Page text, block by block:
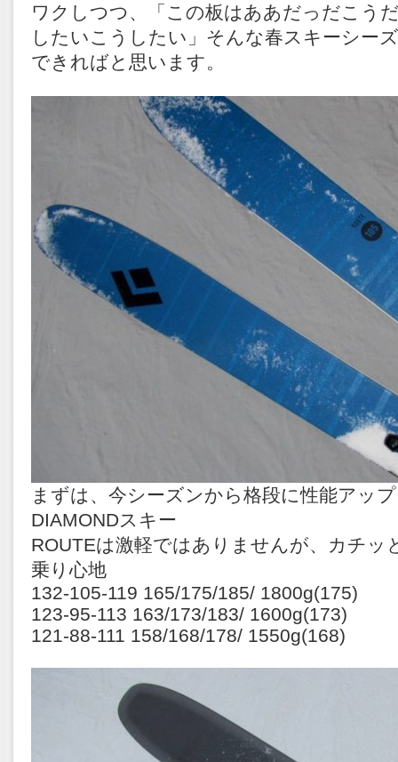
ワクしつつ、「この板はああだっだこう
したいこうしたい」そんな春スキーシー
できればと思います。
まずは、今シーズンから格段に性能アッ
DIAMONDスキー
ROUTEは激軽ではありませんが、カチッ
乗り心地
132-105-119 165/175/185/ 1800g(175)
123-95-113 163/173/183/ 1600g(173)
121-88-111 158/168/178/ 1550g(168)